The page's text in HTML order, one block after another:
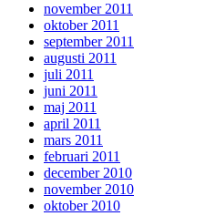
november 2011
oktober 2011
september 2011
augusti 2011
juli 2011
juni 2011
maj 2011
april 2011
mars 2011
februari 2011
december 2010
november 2010
oktober 2010